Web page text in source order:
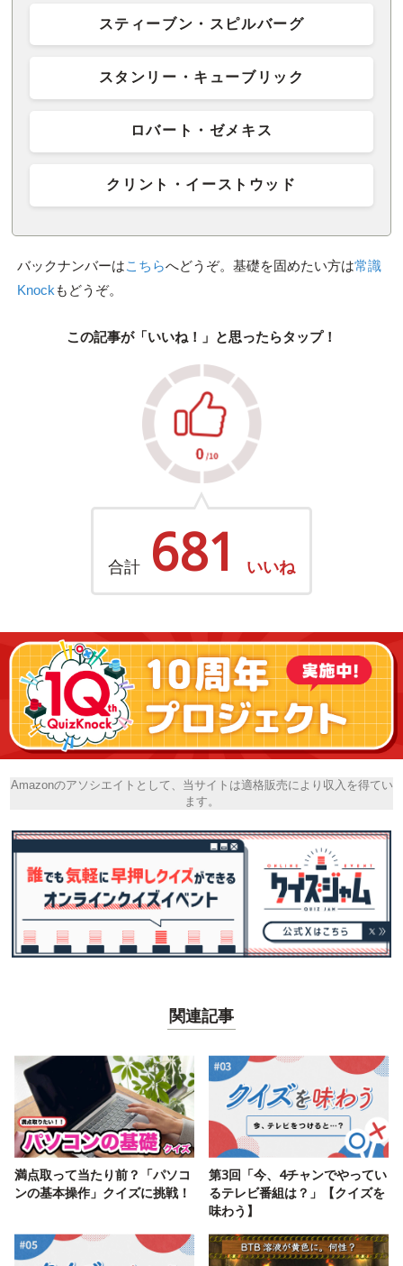
スティーブン・スピルバーグ
スタンリー・キューブリック
ロバート・ゼメキス
クリント・イーストウッド
バックナンバーはこちらへどうぞ。基礎を固めたい方は常識
Knock もどうぞ。
この記事が「いいね！」と思ったらタップ！
合計 681 いいね
Amazonのアソシエイトとして、当サイトは適格販売により収入を得てい
ます。
関連記事
満点取って当たり前？「パソコ
ンの基本操作」クイズに挑戦！
第3回「今、4チャンでやってい
るテレビ番組は？」【クイズを
味わう】